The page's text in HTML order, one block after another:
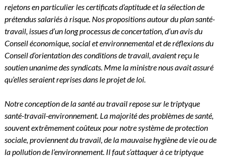
rejetons en particulier les certificats d’aptitude et la sélection de
prétendus salariés à risque. Nos propositions autour du plan santé-
travail, issues d’un long processus de concertation, d’un avis du
Conseil économique, social et environnemental et de réflexions du
Conseil d’orientation des conditions de travail, avaient reçu le
soutien unanime des syndicats. Mme la ministre nous avait assuré
qu’elles seraient reprises dans le projet de loi.
Notre conception de la santé au travail repose sur le triptyque
santé-travail-environnement. La majorité des problèmes de santé,
souvent extrêmement coûteux pour notre système de protection
sociale, proviennent du travail, de la mauvaise hygiène de vie ou de
la pollution de l’environnement. Il faut s’attaquer à ce triptyque